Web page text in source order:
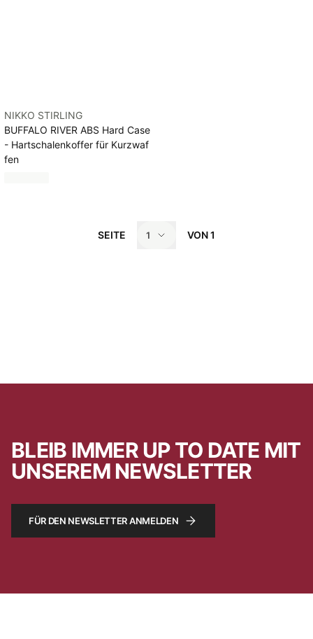
NIKKO STIRLING
BUFFALO RIVER ABS Hard Case
- Hartschalenkoffer für Kurzwaf
fen
SEITE 1 VON1
BLEIB IMMER UP TO DATE MIT
UNSEREM NEWSLETTER
FÜR DEN NEWSLETTER ANMELDEN